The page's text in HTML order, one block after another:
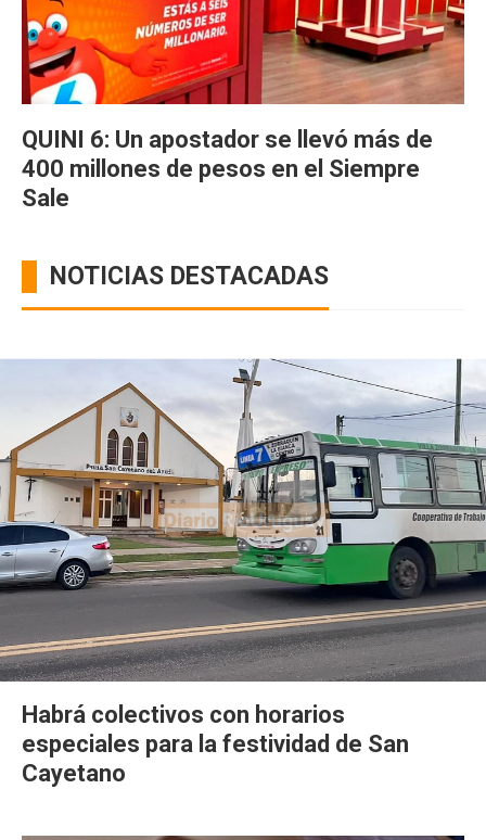
QUINI 6: Un apostador se llevó más de
400 millones de pesos en el Siempre
Sale
NOTICIAS DESTACADAS
Habrá colectivos con horarios
especiales para la festividad de San
Cayetano